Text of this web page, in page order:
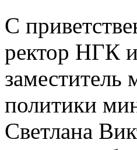
С
ректор НГК
политики
Светлана